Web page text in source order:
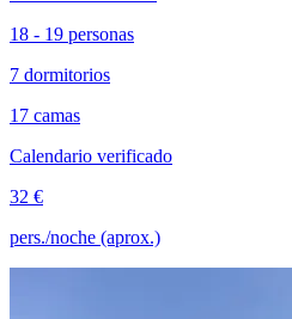
18 - 19 personas
7 dormitorios
17 camas
Calendario verificado
32 €
pers./noche (aprox.)